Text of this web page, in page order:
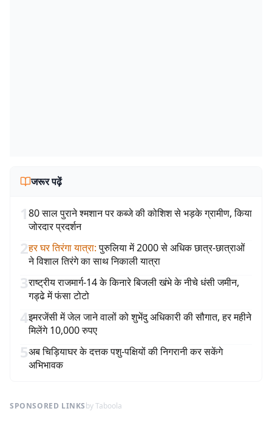
जरूर पढ़ें
180 साल पुराने श्मशान पर कब्जे की कोशिश से भड़के ग्रामीण, किया
जोरदार प्रदर्शन
2हर घर तिरंगा यात्रा: पुरुलिया में 2000 से अधिक छात्र-छात्राओं
ने विशाल तिरंगे का साथ निकाली यात्रा
3राष्ट्रीय राजमार्ग-14 के किनारे बिजली खंभे के नीचे धंसी जमीन,
गड्ढे में फंसा टोटो
4इमरजेंसी में जेल जाने वालों को शुभेंदु अधिकारी की सौगात, हर महीने
मिलेंगे 10,000 रुपए
5अब चिड़ियाघर के दत्तक पशु-पक्षियों की निगरानी कर सकेंगे
अभिभावक
SPONSORED LINKSby Taboola